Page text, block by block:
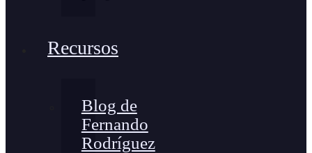
Recursos
Blog de
Fernando
Rodríguez